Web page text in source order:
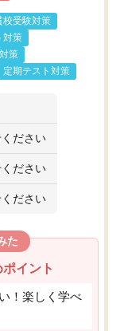
校受験対策
対策
策
定期テスト対策
ださい
ださい
ださい
た
イント
！楽しく学べ